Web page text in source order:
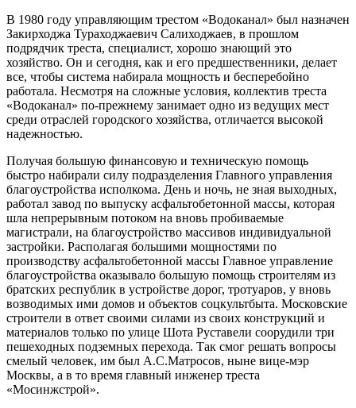
В 1980 году управляющим трестом «Водоканал» был назначен
Закирходжа Тураходжаевич Салиходжаев, в прошлом
подрядчик треста, специалист, хорошо знаю­щий это
хозяйство. Он и сегодня, как и его предше­ственники, делает
все, чтобы система набирала мощ­ность и бесперебойно
работала. Несмотря на сложные условия, коллектив треста
«Водоканал» по-прежнему занимает одно из ведущих мест
среди отраслей город­ского хозяйства, отличается высокой
надежностью.
Получая большую финансовую и техническую по­мощь
быстро набирали силу подразделения Главного управления
благоустройства исполкома. День и ночь, не зная выходных,
работал завод по выпуску асфальто­бетонной массы, которая
шла непрерывным потоком на вновь пробиваемые
магистрали, на благоустройство массивов индивидуальной
застройки. Располагая боль­шими мощностями по
производству асфальтобетонной массы Главное управление
благоустройства оказывало большую помощь строителям из
братских республик в устройстве дорог, тротуаров, у вновь
возводимых ими домов и объектов соцкультбыта. Московские
строители в ответ своими силами из своих конструкций и
мате­риалов только по улице Шота Руставели соорудили три
пешеходных подземных перехода. Так смог решать во­просы
смелый человек, им был А.С.Матросов, ныне вице-мэр
Москвы, а в то время главный инженер тре­ста
«Мосинжстрой».